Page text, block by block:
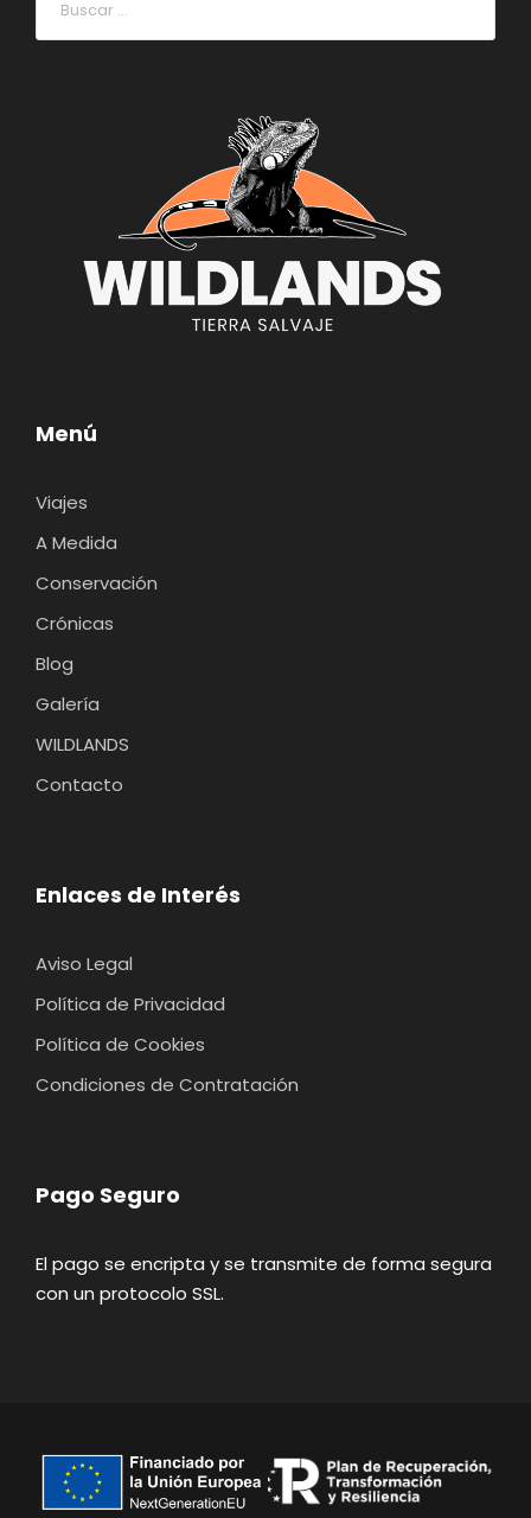
Menú
Viajes
A Medida
Conservación
Crónicas
Blog
Galería
WILDLANDS
Contacto
Enlaces de Interés
Aviso Legal
Política de Privacidad
Política de Cookies
Condiciones de Contratación
Pago Seguro
El pago se encripta y se transmite de forma segura
con un protocolo SSL.